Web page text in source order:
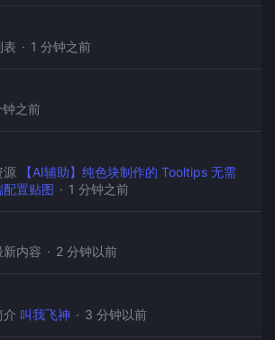
表 1 分钟之前
钟之前
源
【AI辅助】纯色块制作的 Tooltips 无需
置贴图
1 分钟之前
新内容 2 分钟以前
介 叫我飞神 3 分钟以前